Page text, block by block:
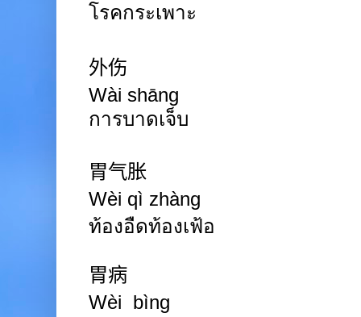
โรคกระเพาะ
外伤
Wài shāng
การบาดเจ็บ
胃气胀
Wèi qì zhàng
ท้องอืดท้องเฟ้อ
胃病
Wèi bìng